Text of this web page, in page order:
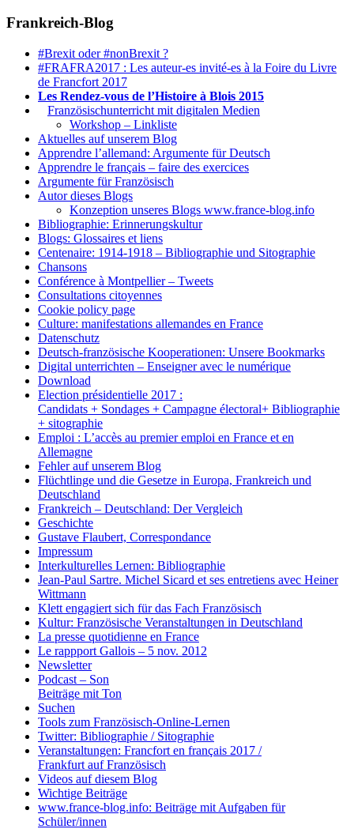
Frankreich-Blog
#Brexit oder #nonBrexit ?
#FRAFRA2017 : Les auteur-es invité-es à la Foire du Livre
de Francfort 2017
Les Rendez-vous de l’Histoire à Blois 2015
Französischunterricht mit digitalen Medien
Workshop – Linkliste
Aktuelles auf unserem Blog
Apprendre l’allemand: Argumente für Deutsch
Apprendre le français – faire des exercices
Argumente für Französisch
Autor dieses Blogs
Konzeption unseres Blogs www.france-blog.info
Bibliographie: Erinnerungskultur
Blogs: Glossaires et liens
Centenaire: 1914-1918 – Bibliographie und Sitographie
Chansons
Conférence à Montpellier – Tweets
Consultations citoyennes
Cookie policy page
Culture: manifestations allemandes en France
Datenschutz
Deutsch-französische Kooperationen: Unsere Bookmarks
Digital unterrichten – Enseigner avec le numérique
Download
Election présidentielle 2017 :
Candidats + Sondages + Campagne électoral+ Bibliographie
+ sitographie
Emploi : L’accès au premier emploi en France et en
Allemagne
Fehler auf unserem Blog
Flüchtlinge und die Gesetze in Europa, Frankreich und
Deutschland
Frankreich – Deutschland: Der Vergleich
Geschichte
Gustave Flaubert, Correspondance
Impressum
Interkulturelles Lernen: Bibliographie
Jean-Paul Sartre. Michel Sicard et ses entretiens avec Heiner
Wittmann
Klett engagiert sich für das Fach Französisch
Kultur: Französische Veranstaltungen in Deutschland
La presse quotidienne en France
Le rappport Gallois – 5 nov. 2012
Newsletter
Podcast – Son
Beiträge mit Ton
Suchen
Tools zum Französisch-Online-Lernen
Twitter: Bibliographie / Sitographie
Veranstaltungen: Francfort en français 2017 /
Frankfurt auf Französisch
Videos auf diesem Blog
Wichtige Beiträge
www.france-blog.info: Beiträge mit Aufgaben für
Schüler/innen